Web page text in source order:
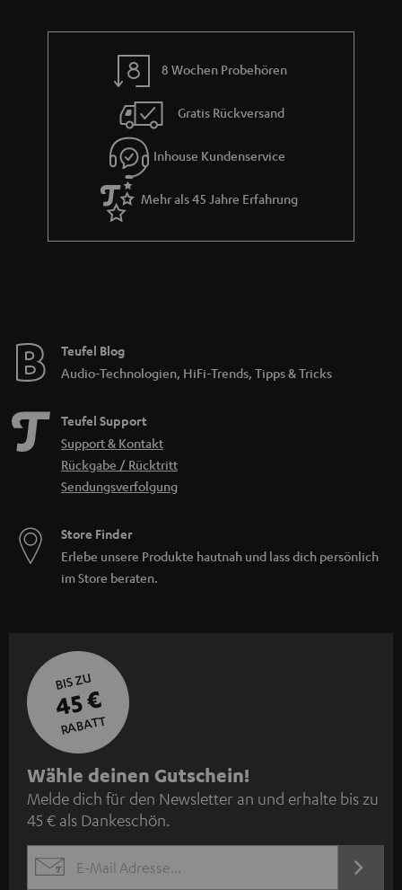
8 Wochen Probehören
Gratis Rückversand
Inhouse Kundenservice
Mehr als 45 Jahre Erfahrung
Teufel Blog
Audio-Technologien, HiFi-Trends, Tipps & Tricks
Teufel Support
Support & Kontakt
Rückgabe / Rücktritt
Sendungsverfolgung
Store Finder
Erlebe unsere Produkte hautnah und lass dich persönlich
im Store beraten.
BIS ZU
45 €
RABATT
N
e
w
s
l
Wähle deinen Gutschein!
Melde dich für den Newsletter an und erhalte bis zu
45 € als Dankeschön.
EMAIL
JETZT